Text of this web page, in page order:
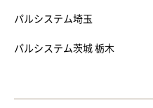
パルシステム埼玉
パルシステム茨城 栃木